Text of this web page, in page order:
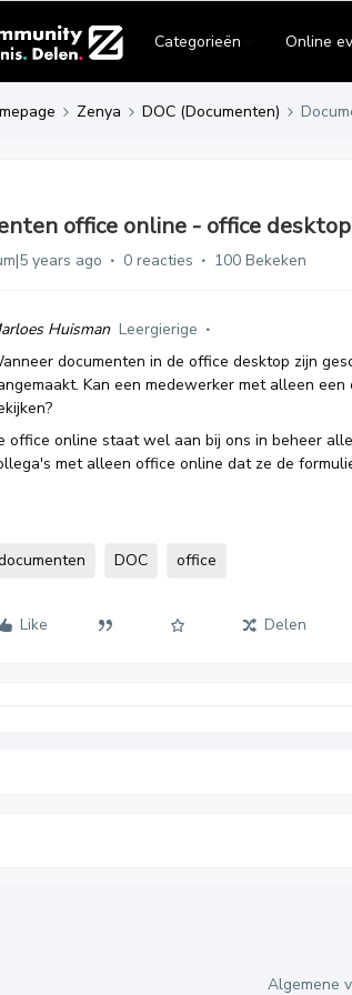
Categorieën Online
Zenya DOC (Documenten)
office online - office desktop
years ago 0 reacties 100 Bekeken
Huisman Leergierige
documenten in de office desktop zijn
Kan een medewerker met alleen
office online staat wel aan bij ons in beheer
met alleen office online dat ze de
DOC office
Like Delen
Algemene